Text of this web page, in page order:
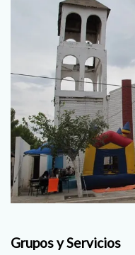
Grupos y Servicios